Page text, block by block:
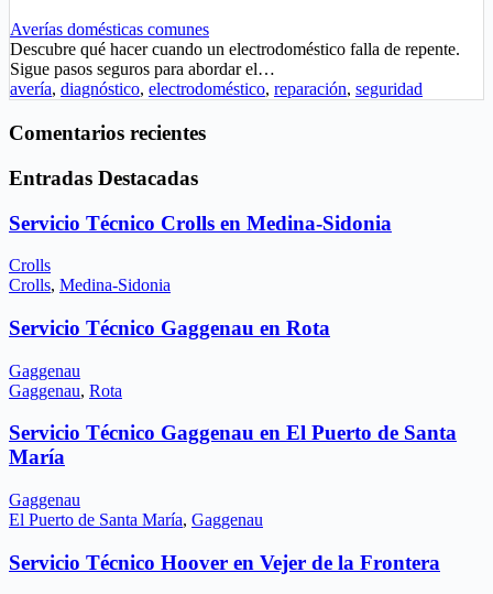
Averías domésticas comunes
Descubre qué hacer cuando un electrodoméstico falla de repente.
Sigue pasos seguros para abordar el…
avería, diagnóstico, electrodoméstico, reparación, seguridad
Comentarios recientes
Entradas Destacadas
Servicio Técnico Crolls en Medina-Sidonia
Crolls
Crolls, Medina-Sidonia
Servicio Técnico Gaggenau en Rota
Gaggenau
Gaggenau, Rota
Servicio Técnico Gaggenau en El Puerto de Santa
María
Gaggenau
El Puerto de Santa María, Gaggenau
Servicio Técnico Hoover en Vejer de la Frontera